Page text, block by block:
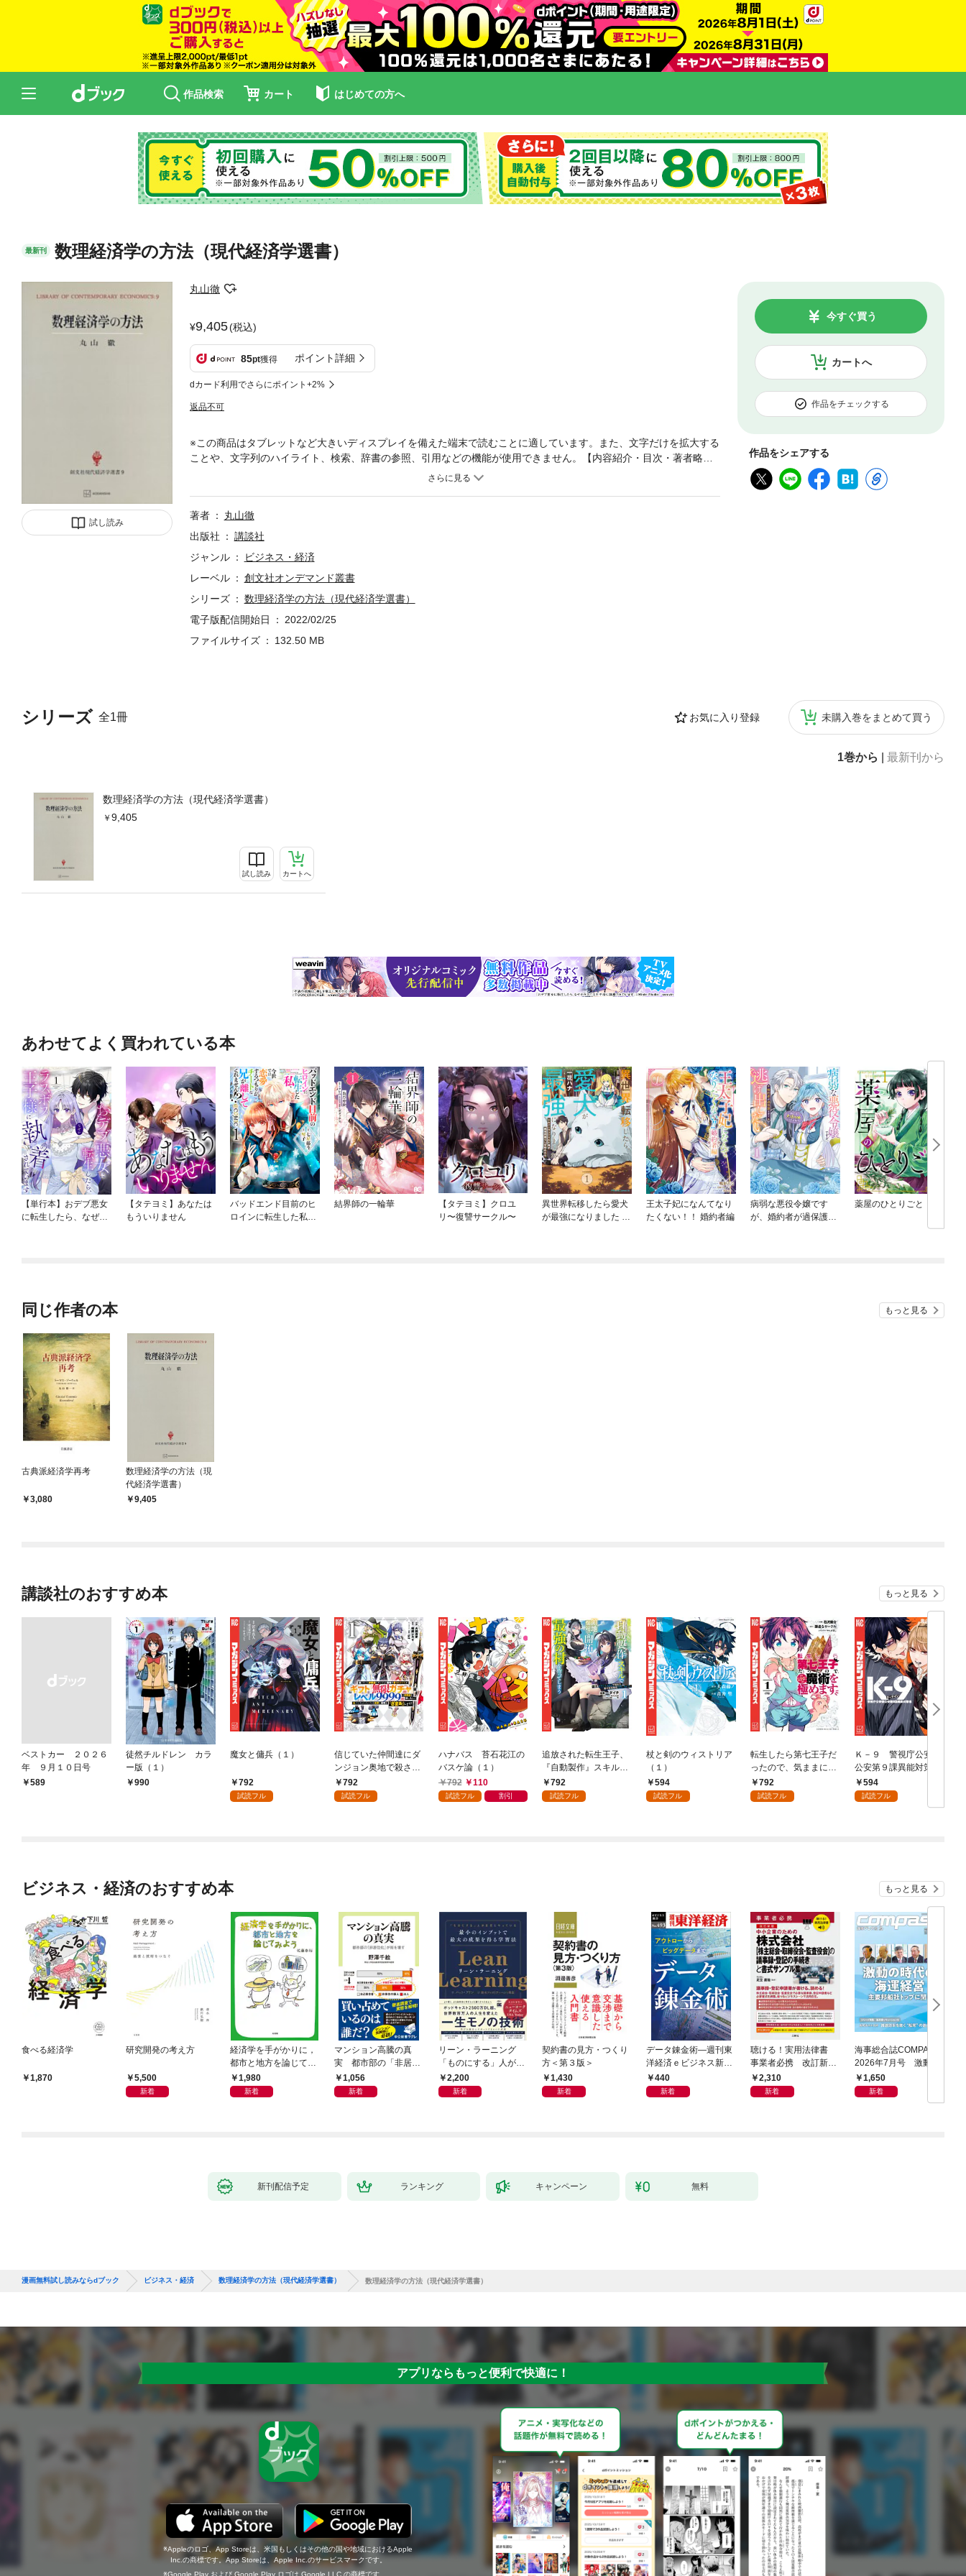
作品検索 カート はじめての方へ
最新刊 数理経済学の方法（現代経済学選書）
試し読み
丸山徹
9,405(税込)
85pt獲得 ポイント詳細
dカード利用でさらにポイント+2%
返品不可
カートへ
今すぐ買う
作品をチェックする
作品をシェアする
シリーズ 全1冊 お気に入り登録 未購入巻をまとめて買う
1巻から 最新刊から
数理経済学の方法（現代経済学選書）
9,405
試し読み カートへ
※この商品はタブレットなど大きいディスプレイを備えた端末で読むことに適しています。また、文字だけを拡大する
ことや、文字列のハイライト、検索、辞書の参照、引用などの機能が使用できません。【内容紹介・目次・著者略
歴】現代経済学の経済均衡分析を支える数学的思惟を、解析学の立場から厳密に描く。重要な意義をもつ少数の数学
写像 3 完備距離空間 4 コンパクト 5 連結性問題3 函数空間論の基礎1 線形ノルム空間 2 有界線形作用
素 3 Hahn=Banachの定理 4 開写像定理と閉グラフ定理 5 双対作用素と閉値域定理 6 Banach代数 7 連
凸集合4 凸集合の分離定理 5 Krein=Milmanの定理とその応用 6 凸函数問題5 微分の基礎理論1 微分の概
念 2 弱微分の概念 3 微分計算の規則4 有限増分の公式 5 偏導函数 6 無限次元空間における導函数の実
例 7 高階導函数と Taylor 展開 8 逆函数定理と陰函数定理 9 Ljusternikの定理 10 Sardの定理問題6 多変
biniの定理 5 変数変換の公式 6 広義積分 7 積分記号下の微分問題7 極値問題1 Fermatの定理 2 変分
法 3 Lagrangeの未定乗数法I（有限次元） 4 微分可能な凸函数 5 古典的均衡分析の輪郭 6 Lagrangeの未
hの極限定理問題付論A Ljusternikの定理の証明：王がHilbert空間の場合付論B 有界変分函数とRiemann=Stieltjes積
象の調和解析』などがある。
著者
丸山徹
出版社
講談社
ジャンル
ビジネス・経済
レーベル
創文社オンデマンド叢書
シリーズ
数理経済学の方法（現代経済学選書）
電子版配信開始日
2022/02/25
ファイルサイズ
132.50 MB
あわせてよく買われている本
【単行本】おデブ悪女
に転生したら、なぜか
【タテヨミ】あなたは
もういりません
バッドエンド目前のヒ
ロインに転生した私、
結界師の一輪華
【タテヨミ】クロユ
リ〜復讐サークル〜
異世界転移したら愛犬
が最強になりました ～
王太子妃になんてなり
たくない！！ 婚約者編
病弱な悪役令嬢です
が、婚約者が過保護す
薬屋のひとりごと
同じ作者の本 もっと見る
古典派経済学再考
3,080
数理経済学の方法（現
代経済学選書）
9,405
講談社のおすすめ本 もっと見る
ベストカー ２０２６
年 ９月１０日号
￥589
徒然チルドレン カラ
ー版（１）
990
魔女と傭兵（１）
792
試読フル
信じていた仲間達にダ
ンジョン奥地で殺され
かけたがギフト『無限
ガチャ』でレベル９９
792
試読フル
ハナバス 苔石花江の
バスケ論（１）
792
110
試読フル 割引
追放された転生王子、
『自動製作』スキルで
領地を爆速で開拓し最
強の村を作ってしまう
792
試読フル
杖と剣のウィストリア
（１）
594
試読フル
転生したら第七王子だ
ったので、気ままに魔
術を極めます（１）
792
試読フル
Ｋ－９ 警視庁公安部
公安第９課異能対策係
（１）
594
試読フル
ビジネス・経済のおすすめ本 もっと見る
食べる経済学
1,870
研究開発の考え方
5,500
新着
経済学を手がかりに，
都市と地方を論じてみ
よう1,980
新着
マンション高騰の真
実 都市部の「非居住
化」が街を壊す
1,056
新着
リーン・ラーニング
「ものにする」人が自
然とやっている 最小の
インプットで最大の成
2,200
新着
契約書の見方・つくり
方＜第３版＞
1,430
新着
データ錬金術―週刊東
洋経済ｅビジネス新書
Ｎo.493
440
新着
聴ける！実用法律書
事業者必携 改訂新
版 中小企業のための
株式会社【株主総会・
2,310
新着
海事総合誌COMPASS
2026年7月号 激動の
時代の海運経営 主要
邦船社トップに聞く
1,650
新着
新刊配信予定 ランキング キャンペーン 無料
漫画無料試し読みならdブック ビジネス・経済 数理経済学の方法（現代経済学選書） 数理経済学の方法（現代経済学選書）
アプリならもっと便利で快適に！
Appleのロゴ、App Storeは、米国もしくはその他の国や地域におけるApple
Inc.の商標です。App Storeは、Apple Inc.のサービスマークです。
Google Play および Google Play ロゴは Google LLC の商標です。